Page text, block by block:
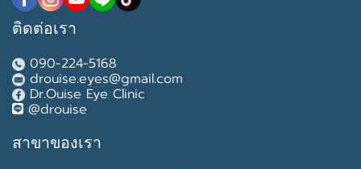
ติดต่อเรา
090-224-5168
drouise.eyes@gmail.com
Dr.Ouise Eye Clinic
@drouise
สาขาของเรา